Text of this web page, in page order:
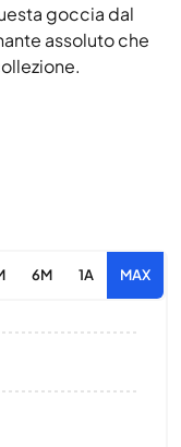
goccia dal
assoluto che
6M 1A MAX